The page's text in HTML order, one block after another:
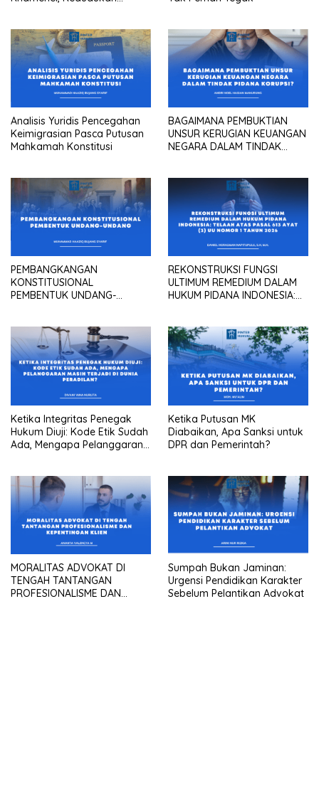
diplomatic head””
Analisis Yuridis Pencegahan
Keimigrasian Pasca Putusan
Mahkamah Konstitusi
BAGAIMANA PEMBUKTIAN
UNSUR KERUGIAN KEUANGAN
NEGARA DALAM TINDAK
PEMBANGKANGAN
KONSTITUSIONAL
PEMBENTUK UNDANG-
REKONSTRUKSI FUNGSI
ULTIMUM REMEDIUM DALAM
HUKUM PIDANA INDONESIA:
Ketika Integritas Penegak
Hukum Diuji: Kode Etik Sudah
Ada, Mengapa Pelanggaran
Ketika Putusan MK
Diabaikan, Apa Sanksi untuk
DPR dan Pemerintah?
MORALITAS ADVOKAT DI
TENGAH TANTANGAN
PROFESIONALISME DAN
Sumpah Bukan Jaminan:
Urgensi Pendidikan Karakter
Sebelum Pelantikan Advokat